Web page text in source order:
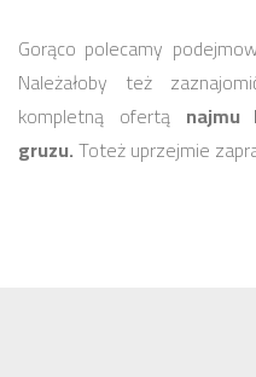
Gorąco polecamy
Należałoby też
kompletną ofertą najmu
gruzu.Toteż uprzejmie